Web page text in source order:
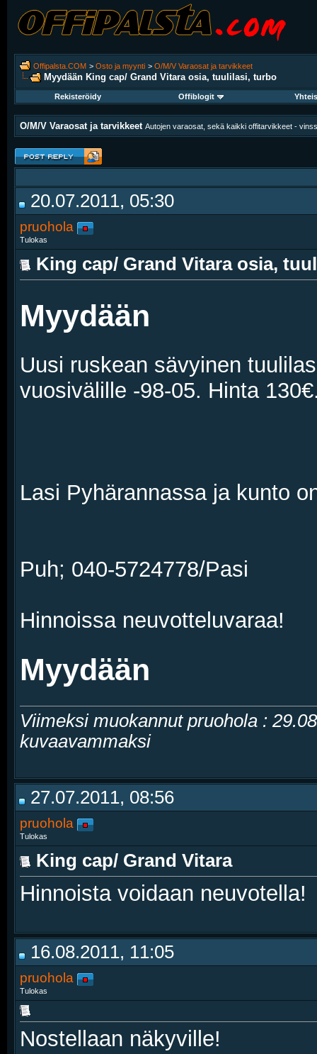
Offipalsta.COM > Osto ja myynti > O/M/V Varaosat ja tarvikkeet
Myydään King cap/ Grand Vitara osia, tuulilasi, turbo
Rekisteröidy Offiblogit
O/M/V Varaosat ja tarvikkeet Autojen varaosat, sekä kaikki offitarvikkeet -
20.07.2011, 05:30
pruohola
Tulokas
King cap/ Grand Vitara osia,
Myydään
Uusi ruskean sävyinen
vuosivälille -98-05. Hinta
Lasi Pyhärannassa ja kunto
Puh; 040-5724778/Pasi
Hinnoissa neuvotteluvaraa!
Myydään
Viimeksi muokannut pruohola :
kuvaavammaksi
27.07.2011, 08:56
pruohola
Tulokas
King cap/ Grand Vitara
Hinnoista voidaan neuvotella!
16.08.2011, 11:05
pruohola
Tulokas
Nostellaan näkyville!